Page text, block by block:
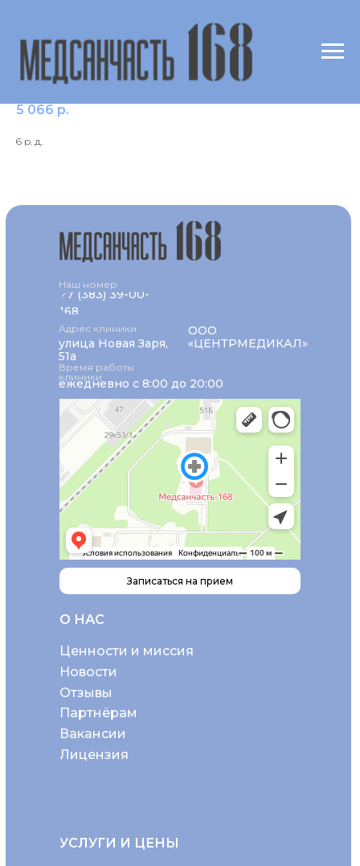
Нортриптилин
5 066 р.
6 р. д.
О НАС
Ценности и миссия
Новости
+7 (383) 39-00-
168
Отзывы
Партнёрам
Вакансии
Лицензия
УСЛУГИ И ЦЕНЫ
Наш номер
ежедневно с 8:00 до 20:00
Время работы
клиники
Адрес клиники
улица Новая Заря,
51а
ООО
«ЦЕНТРМЕДИКАЛ»
Записаться на прием